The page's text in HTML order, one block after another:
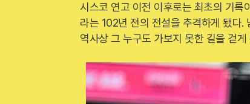
시스코 연고 이전 이후로는 최초의 기록
라는 102년 전의 전설을 추격하게 됐다
역사상 그 누구도 가보지 못한 길을 걷게